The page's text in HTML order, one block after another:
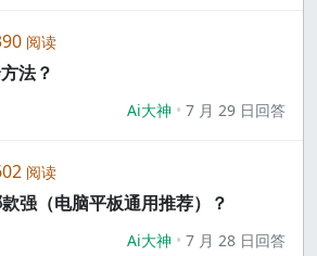
阅读
法？
Ai大神 7 月 29 日回答
阅读
强（电脑平板通用推荐）？
Ai大神 7 月 28 日回答